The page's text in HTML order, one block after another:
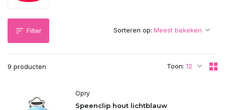
Filter
9 producten Toon:
Sorteren op:
Opry
Speenclip hout lichtblauw